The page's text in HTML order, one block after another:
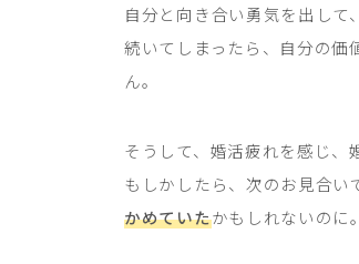
自分と向き合い勇気を出し
続いてしまったら、自分の価
ん。
そうして、婚活疲れを感じ、
もしかしたら、次のお見合い
かめていたかもしれないのに。